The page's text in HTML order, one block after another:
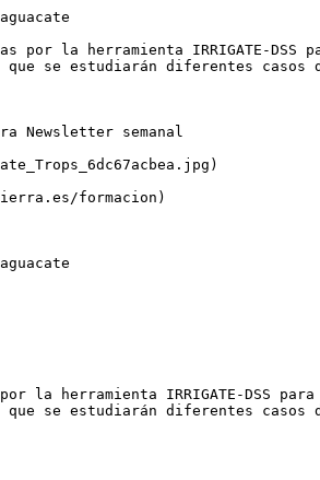
la herramienta IRRIGATE-DSS
se estudiarán diferentes casos
Newsletter semanal
formacion)
la herramienta IRRIGATE-DSS
se estudiarán diferentes casos